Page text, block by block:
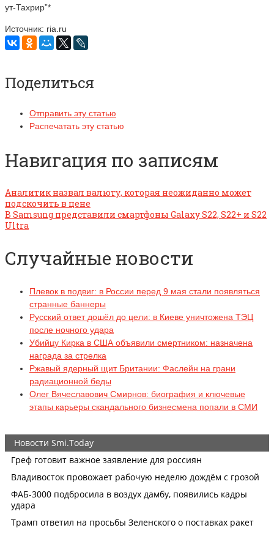
ут-Тахрир”*
Источник: ria.ru
Поделиться
Отправить эту статью
Распечатать эту статью
Навигация по записям
Аналитик назвал валюту, которая неожиданно может
подскочить в цене
В Samsung представили смартфоны Galaxy S22, S22+ и S22
Ultra
Случайные новости
Плевок в подвиг: в России перед 9 мая стали появляться
странные баннеры
Русский ответ дошёл до цели: в Киеве уничтожена ТЭЦ
после ночного удара
Убийцу Кирка в США объявили смертником: назначена
награда за стрелка
Ржавый ядерный щит Британии: Фаслейн на грани
радиационной беды
Олег Вячеславович Смирнов: биография и ключевые
этапы карьеры скандального бизнесмена попали в СМИ